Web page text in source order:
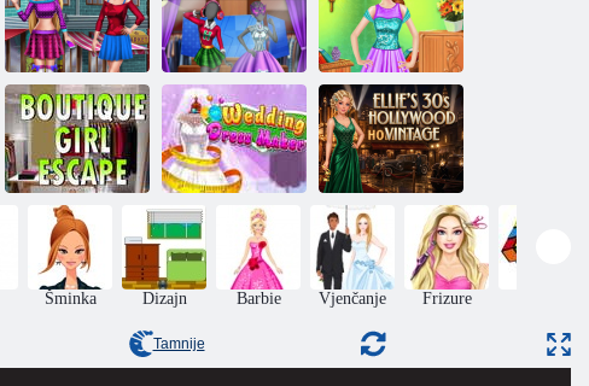
Djevojke:
kupuju u
trgovačkom
centru
Modni butik za
super zvijezde
Princess: popust
na groznicu
Bijeg djevojke iz
butika
Kreator
vjenčanica
Ellie:
Hollywood
berba 30-ih
Šminka Dizajn Barbie Vjenčanje Frizure
Tamnije